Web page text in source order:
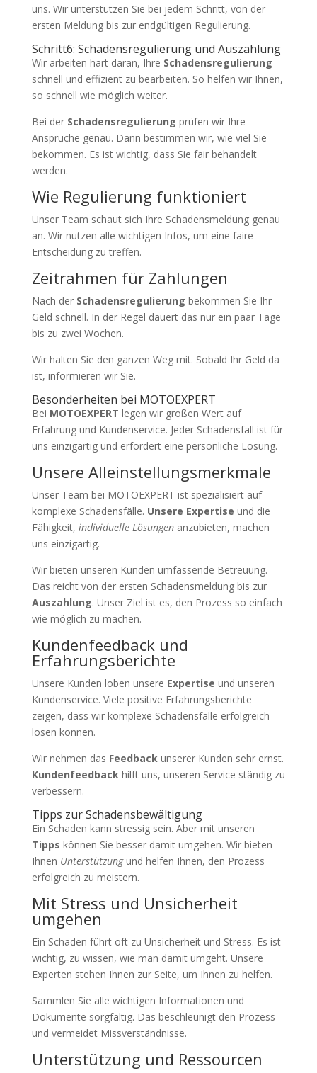
uns. Wir unterstützen Sie bei jedem Schritt, von der
ersten Meldung bis zur endgültigen Regulierung.
Schritt6: Schadensregulierung und Auszahlung
Wir arbeiten hart daran, Ihre Schadensregulierung
schnell und effizient zu bearbeiten. So helfen wir Ihnen,
so schnell wie möglich weiter.
Bei der Schadensregulierung prüfen wir Ihre
Ansprüche genau. Dann bestimmen wir, wie viel Sie
bekommen. Es ist wichtig, dass Sie fair behandelt
werden.
Wie Regulierung funktioniert
Unser Team schaut sich Ihre Schadensmeldung genau
an. Wir nutzen alle wichtigen Infos, um eine faire
Entscheidung zu treffen.
Zeitrahmen für Zahlungen
Nach der Schadensregulierung bekommen Sie Ihr
Geld schnell. In der Regel dauert das nur ein paar Tage
bis zu zwei Wochen.
Wir halten Sie den ganzen Weg mit. Sobald Ihr Geld da
ist, informieren wir Sie.
Besonderheiten bei MOTOEXPERT
Bei MOTOEXPERT legen wir großen Wert auf
Erfahrung und Kundenservice. Jeder Schadensfall ist für
uns einzigartig und erfordert eine persönliche Lösung.
Unsere Alleinstellungsmerkmale
Unser Team bei MOTOEXPERT ist spezialisiert auf
komplexe Schadensfälle. Unsere Expertise und die
Fähigkeit, individuelle Lösungenanzubieten, machen
uns einzigartig.
Wir bieten unseren Kunden umfassende Betreuung.
Das reicht von der ersten Schadensmeldung bis zur
Auszahlung. Unser Ziel ist es, den Prozess so einfach
wie möglich zu machen.
Kundenfeedback und
Erfahrungsberichte
Unsere Kunden loben unsere Expertise und unseren
Kundenservice. Viele positive Erfahrungsberichte
zeigen, dass wir komplexe Schadensfälle erfolgreich
lösen können.
Wir nehmen das Feedbackunserer Kunden sehr ernst.
Kundenfeedbackhilft uns, unseren Service ständig zu
verbessern.
Tipps zur Schadensbewältigung
Ein Schaden kann stressig sein. Aber mit unseren
Tipps können Sie besser damit umgehen. Wir bieten
Ihnen Unterstützungund helfen Ihnen, den Prozess
erfolgreich zu meistern.
Mit Stress und Unsicherheit
umgehen
Ein Schaden führt oft zu Unsicherheit und Stress. Es ist
wichtig, zu wissen, wie man damit umgeht. Unsere
Experten stehen Ihnen zur Seite, um Ihnen zu helfen.
Sammlen Sie alle wichtigen Informationen und
Dokumente sorgfältig. Das beschleunigt den Prozess
und vermeidet Missverständnisse.
Unterstützung und Ressourcen